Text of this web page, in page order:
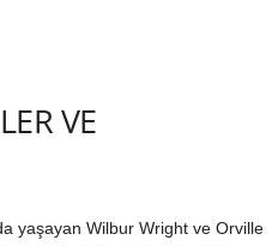
VE
yaşayan Wilbur Wright ve Orville